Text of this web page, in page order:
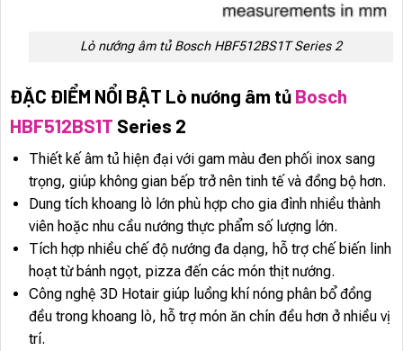
Lò nướng âm tủ Bosch HBF512BS1T Series 2
ĐẶC ĐIỂM NỔI BẬT Lò nướng âm tủ Bosch
HBF512BS1T Series 2
Thiết kế âm tủ hiện đại với gam màu đen phối inox sang
trọng, giúp không gian bếp trở nên tinh tế và đồng bộ hơn.
Dung tích khoang lò lớn phù hợp cho gia đình nhiều thành
viên hoặc nhu cầu nướng thực phẩm số lượng lớn.
Tích hợp nhiều chế độ nướng đa dạng, hỗ trợ chế biến linh
hoạt từ bánh ngọt, pizza đến các món thịt nướng.
Công nghệ 3D Hotair giúp luồng khí nóng phân bổ đồng
đều trong khoang lò, hỗ trợ món ăn chín đều hơn ở nhiều vị
trí.